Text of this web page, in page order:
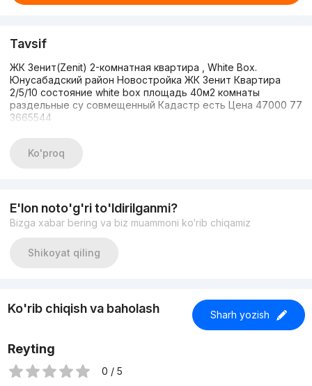
Tavsif
ЖК Зенит(Zenit) 2-комнатная квартира , White Box.
Юнусабадский район Новостройка ЖК Зенит Квартира
2/5/10 состояние white box площадь 40м2 комнаты
раздельные су совмещенный Кадастр есть Цена 47000 77
3665544
Ko'proq
E'lon noto'g'ri to'ldirilganmi?
Bizga xabar bering va biz muammoni ko‘rib chiqamiz
Shikoyat qiling
Ko'rib chiqish va baholash Sharh yozish
Reyting
0 / 5